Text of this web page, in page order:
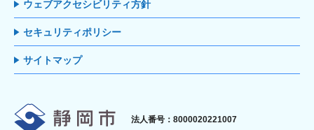
ウェブアクセシビリティ方針
セキュリティポリシー
サイトマップ
静岡市
法人番号：8000020221007